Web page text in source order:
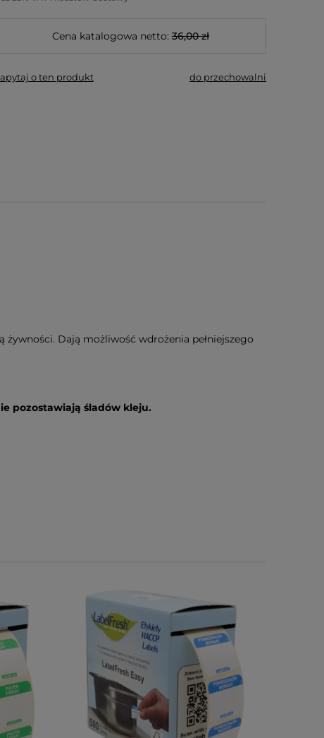
Cena katalogowa netto: 36,00 zł
o ten produkt do przechowalni
Dają możliwość wdrożenia pełniejszego
pozostawiają śladów kleju.